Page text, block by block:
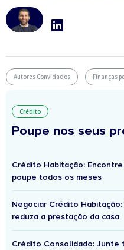
Autores Convidados Finanças
Crédito
Poupe nos seus
Crédito Habitação:
poupe todos os meses
Negociar Crédito
reduza a prestação da casa
Crédito Consolidado: Junte